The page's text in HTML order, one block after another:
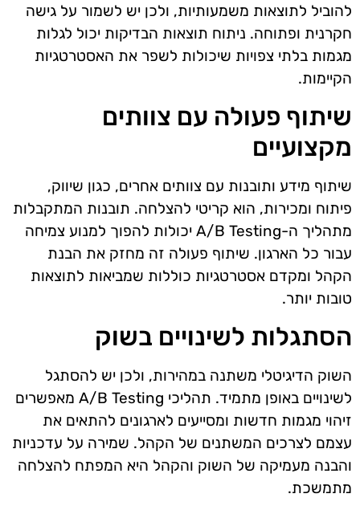
להוביל לתוצאות משמעותיות, ולכן יש לשמור על גישה
חקרנית ופתוחה. ניתוח תוצאות הבדיקות יכול לגלות
מגמות בלתי צפויות שיכולות לשפר את האסטרטגיות
הקיימות.
שיתוף פעולה עם צוותים
מקצועיים
שיתוף מידע ותובנות עם צוותים אחרים, כגון שיווק,
פיתוח ומכירות, הוא קריטי להצלחה. תובנות המתקבלות
מתהליך ה-A/B Testing יכולות להפוך למנוע צמיחה
עבור כל הארגון. שיתוף פעולה זה מחזק את הבנת
הקהל ומקדם אסטרטגיות כוללות שמביאות לתוצאות
טובות יותר.
הסתגלות לשינויים בשוק
השוק הדיגיטלי משתנה במהירות, ולכן יש להסתגל
לשינויים באופן מתמיד. תהליכי A/B Testing מאפשרים
זיהוי מגמות חדשות ומסייעים לארגונים להתאים את
עצמם לצרכים המשתנים של הקהל. שמירה על עדכניות
והבנה מעמיקה של השוק והקהל היא המפתח להצלחה
מתמשכת.